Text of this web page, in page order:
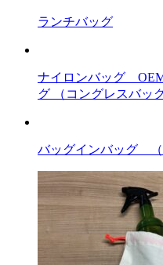
ランチバッグ
ナイロンバッグ
グ （コングレスバッグ
バッグインバッグ